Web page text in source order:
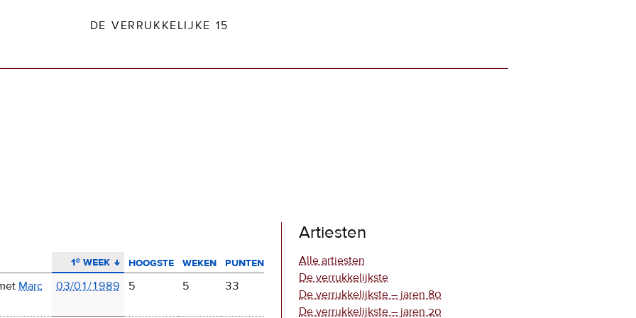
DE VERRUKKELIJKE 15
1ᵉ week
aflopend sorteren hoogste weken
punten
Marc
03/01/1989 5 5 33
Artiesten
Alle artiesten
De verrukkelijkste
De verrukkelijkste – jaren 80
De verrukkelijkste – jaren 20